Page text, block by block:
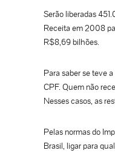
Serão liberadas
Receita em 2008
R$8,69 bilhões.
Para saber se teve
CPF. Quem não
Nesses casos, as
Pelas normas do
Brasil, ligar para